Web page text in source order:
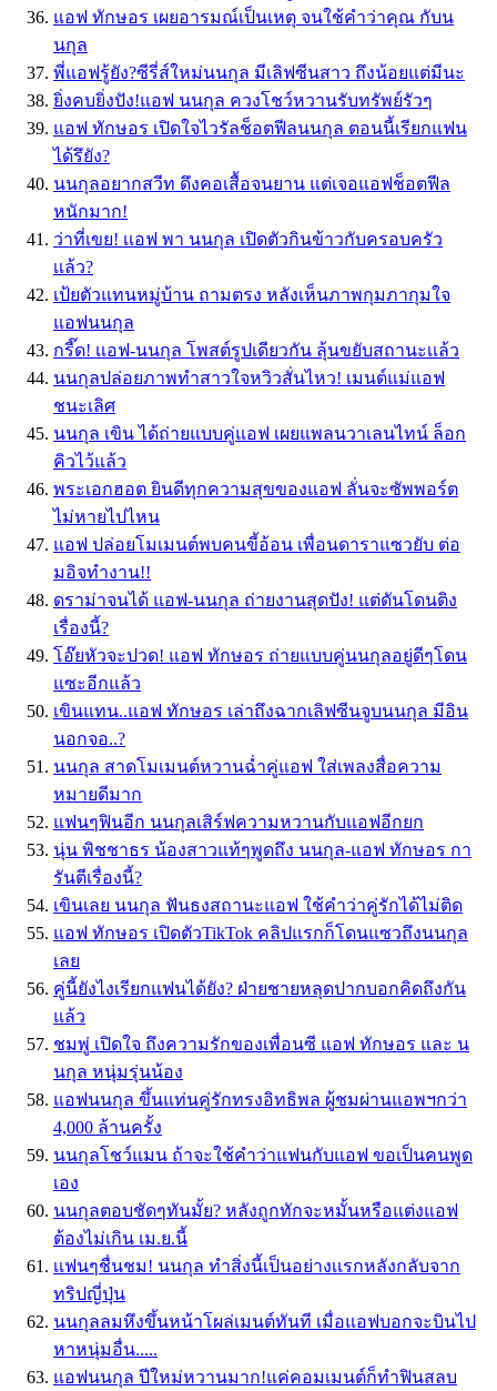
แอฟ ทักษอร เผยอารมณ์เป็นเหตุ จนใช้คำว่าคุณ กับน
นกุล
พี่แอฟรู้ยัง?ซีรี่ส์ใหม่นนกุล มีเลิฟซีนสาว ถึงน้อยแต่มีนะ
ยิ่งคบยิ่งปัง!แอฟ นนกุล ควงโชว์หวานรับทรัพย์รัวๆ
แอฟ ทักษอร เปิดใจไวรัลช็อตฟีลนนกุล ตอนนี้เรียกแฟน
ได้รึยัง?
นนกุลอยากสวีท ดึงคอเสื้อจนยาน แต่เจอแอฟช็อตฟีล
หนักมาก!
ว่าที่เขย! เเอฟ พา นนกุล เปิดตัวกินข้าวกับครอบครัว
เเล้ว?
เป้ยตัวแทนหมู่บ้าน ถามตรง หลังเห็นภาพกุมภากุมใจ
แอฟนนกุล
กรี๊ด! เเอฟ-นนกุล โพสต์รูปเดียวกัน ลุ้นขยับสถานะเเล้ว
นนกุลปล่อยภาพทำสาวใจหวิวสั่นไหว! เมนต์แม่แอฟ
ชนะเลิศ
นนกุล เขิน ได้ถ่ายแบบคู่แอฟ เผยแพลนวาเลนไทน์ ล็อก
คิวไว้แล้ว
พระเอกฮอต ยินดีทุกความสุขของแอฟ ลั่นจะซัพพอร์ต
ไม่หายไปไหน
แอฟ ปล่อยโมเมนต์พบคนขี้อ้อน เพื่อนดาราแซวยับ ต่อ
มอิจทำงาน!!
ดราม่าจนได้ แอฟ-นนกุล ถ่ายงานสุดปัง! แต่ดันโดนติง
เรื่องนี้?
โอ๊ยหัวจะปวด! แอฟ ทักษอร ถ่ายแบบคู่นนกุลอยู่ดีๆโดน
แซะอีกแล้ว
เขินแทน..แอฟ ทักษอร เล่าถึงฉากเลิฟซีนจูบนนกุล มีอิน
นอกจอ..?
นนกุล สาดโมเมนต์หวานฉ่ำคู่แอฟ ใส่เพลงสื่อความ
หมายดีมาก
แฟนๆฟินอีก นนกุลเสิร์ฟความหวานกับแอฟอีกยก
นุ่น พิชชาธร น้องสาวแท้ๆพูดถึง นนกุล-แอฟ ทักษอร กา
รันตีเรื่องนี้?
เขินเลย นนกุล ฟันธงสถานะแอฟ ใช้คำว่าคู่รักได้ไม่ติด
แอฟ ทักษอร เปิดตัวTikTok คลิปแรกก็โดนแซวถึงนนกุล
เลย
คู่นี้ยังไงเรียกแฟนได้ยัง? ฝ่ายชายหลุดปากบอกคิดถึงกัน
แล้ว
ชมพู่ เปิดใจ ถึงความรักของเพื่อนซี แอฟ ทักษอร และ น
นกุล หนุ่มรุ่นน้อง
แอฟนนกุล ขึ้นแท่นคู่รักทรงอิทธิพล ผู้ชมผ่านแอพฯกว่า
4,000 ล้านครั้ง
นนกุลโชว์แมน ถ้าจะใช้คำว่าแฟนกับแอฟ ขอเป็นคนพูด
เอง
นนกุลตอบชัดๆทันมั้ย? หลังถูกทักจะหมั้นหรือแต่งแอฟ
ต้องไม่เกิน เม.ย.นี้
เเฟนๆชื่นชม! นนกุล ทำสิ่งนี้เป็นอย่างเเรกหลังกลับจาก
ทริปญี่ปุ่น
นนกุลลมหึงขึ้นหน้าโผล่เมนต์ทันที เมื่อแอฟบอกจะบินไป
หาหนุ่มอื่น.....
แอฟนนกุล ปีใหม่หวานมาก!แค่คอมเมนต์ก็ทำฟินสลบ